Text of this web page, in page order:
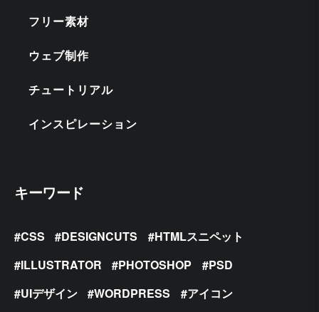
フリー素材
ウェブ制作
チュートリアル
インスピレーション
キーワード
CSS DESIGNCUTS
HTMLスニペット
ILLUSTRATOR
PHOTOSHOP
PSD
UIデザイン
WORDPRESS
アイコン